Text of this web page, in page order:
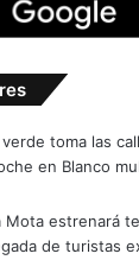
verde toma las
en Blanco
Mota estrenará
de turistas